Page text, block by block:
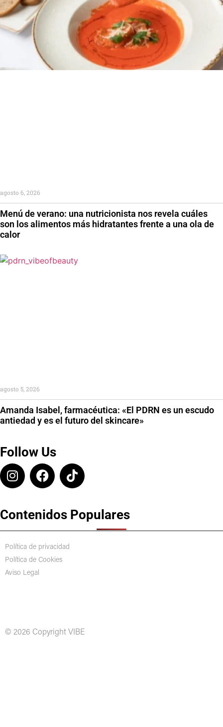
Menú de verano: una nutricionista nos revela cuáles
son los alimentos más hidratantes frente a una ola de
calor
agosto 6, 2026
Amanda Isabel, farmacéutica: «El PDRN es un escudo
antiedad y es el futuro del skincare»
agosto 5, 2026
Follow Us
Contenidos Populares
Política de privacidad
Política de Cookies
Aviso Legal
© 2026 Copyright VIBE